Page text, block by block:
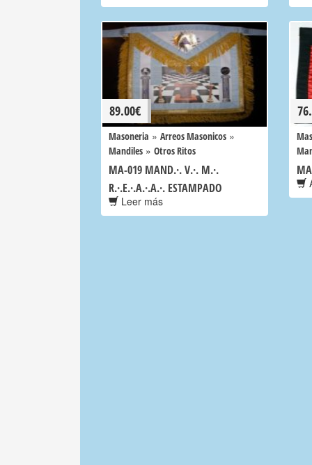
89.00€
Masoneria » Arreos Masonicos »
Mandiles » Otros Ritos
MA-019 MAND.·. V.·. M.·.
R.·.E.·.A.·.A.·. ESTAMPADO
Leer más